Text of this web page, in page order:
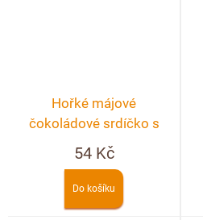
Hořké májové
čokoládové srdíčko s
potiskem
54 Kč
Do košíku